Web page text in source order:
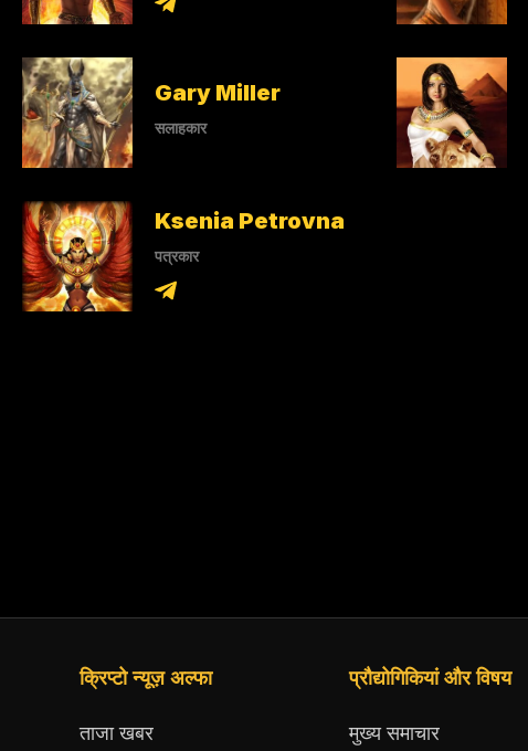
Gary Miller
सलाहकार
Ksenia Petrovna
पत्रकार
क्रिप्टो न्यूज़ अल्फा
ताजा खबर
प्रौद्योगिकियां और विषय
मुख्य समाचार